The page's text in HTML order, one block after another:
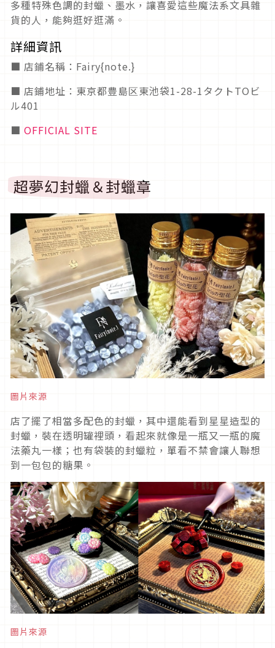
多種特殊色調的封蠟、墨水，讓喜愛這些魔法系文具雜
貨的人，能夠逛好逛滿。
詳細資訊
■ 店鋪名稱：Fairy{note.}
■ 店鋪地址：東京都豊島区東池袋1-28-1タクトTOビ
ル401
■ OFFICIAL SITE
超夢幻封蠟＆封蠟章
圖片來源
店了擺了相當多配色的封蠟，其中還能看到星星造型的
封蠟，裝在透明罐裡頭，看起來就像是一瓶又一瓶的魔
法藥丸一樣；也有袋裝的封蠟粒，單看不禁會讓人聯想
到一包包的糖果。
圖片來源